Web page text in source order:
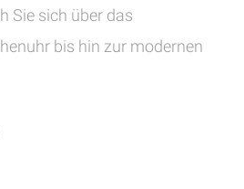
Sie sich über das
bis hin zur modernen